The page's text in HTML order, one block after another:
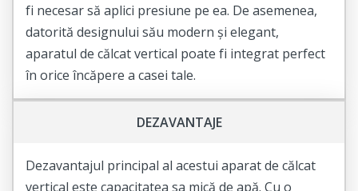
fi necesar să aplici presiune pe ea. De asemenea,
datorită designului său modern și elegant,
aparatul de călcat vertical poate fi integrat perfect
în orice încăpere a casei tale.
DEZAVANTAJE
Dezavantajul principal al acestui aparat de călcat
vertical este capacitatea sa mică de apă. Cu o